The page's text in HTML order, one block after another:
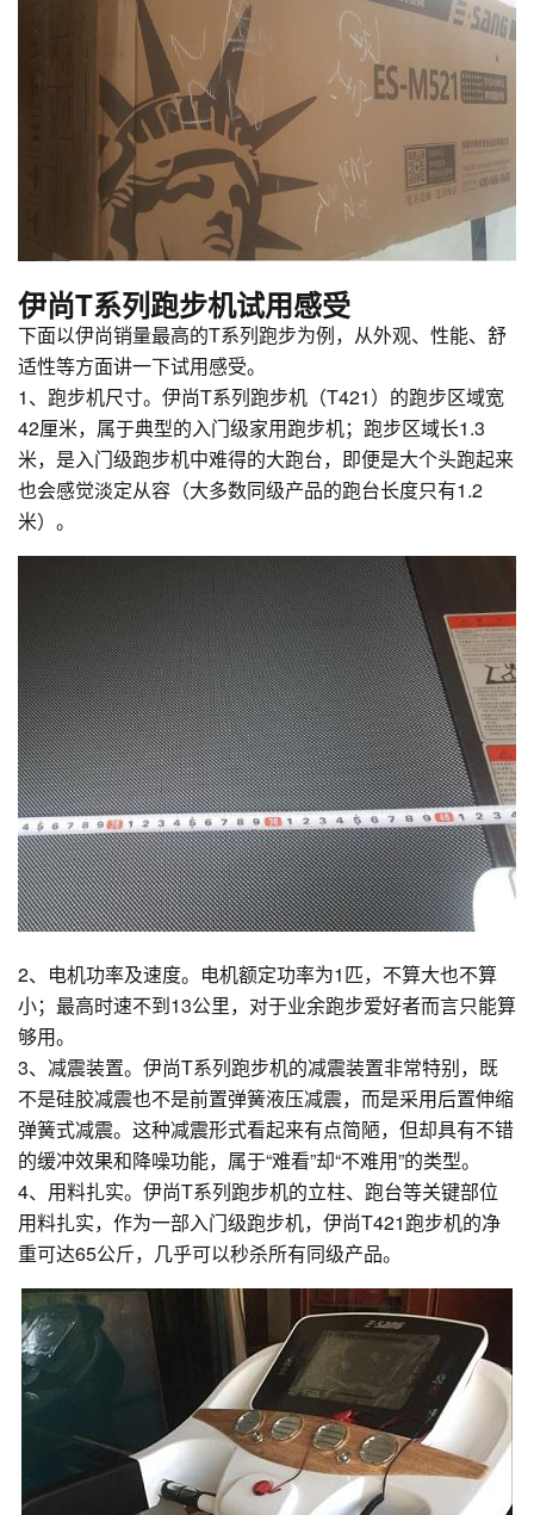
伊尚T系列跑步机试用感受
下面以伊尚销量最高的T系列跑步为例，从外观、性能、舒
适性等方面讲一下试用感受。
1、跑步机尺寸。伊尚T系列跑步机（T421）的跑步区域宽
42厘米，属于典型的入门级家用跑步机；跑步区域长1.3
米，是入门级跑步机中难得的大跑台，即便是大个头跑起来
也会感觉淡定从容（大多数同级产品的跑台长度只有1.2
米）。
2、电机功率及速度。电机额定功率为1匹，不算大也不算
小；最高时速不到13公里，对于业余跑步爱好者而言只能算
够用。
3、减震装置。伊尚T系列跑步机的减震装置非常特别，既
不是硅胶减震也不是前置弹簧液压减震，而是采用后置伸缩
弹簧式减震。这种减震形式看起来有点简陋，但却具有不错
的缓冲效果和降噪功能，属于“难看”却“不难用”的类型。
4、用料扎实。伊尚T系列跑步机的立柱、跑台等关键部位
用料扎实，作为一部入门级跑步机，伊尚T421跑步机的净
重可达65公斤，几乎可以秒杀所有同级产品。